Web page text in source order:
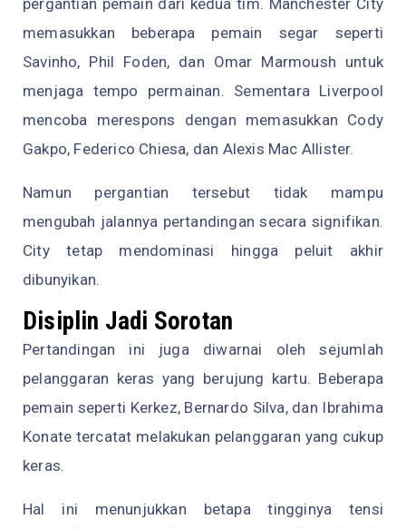
pergantian pemain dari kedua tim. Manchester City
memasukkan beberapa pemain segar seperti
Savinho, Phil Foden, dan Omar Marmoush untuk
menjaga tempo permainan. Sementara Liverpool
mencoba merespons dengan memasukkan Cody
Gakpo, Federico Chiesa, dan Alexis Mac Allister.
Namun pergantian tersebut tidak mampu
mengubah jalannya pertandingan secara signifikan.
City tetap mendominasi hingga peluit akhir
dibunyikan.
Disiplin Jadi Sorotan
Pertandingan ini juga diwarnai oleh sejumlah
pelanggaran keras yang berujung kartu. Beberapa
pemain seperti Kerkez, Bernardo Silva, dan Ibrahima
Konate tercatat melakukan pelanggaran yang cukup
keras.
Hal ini menunjukkan betapa tingginya tensi